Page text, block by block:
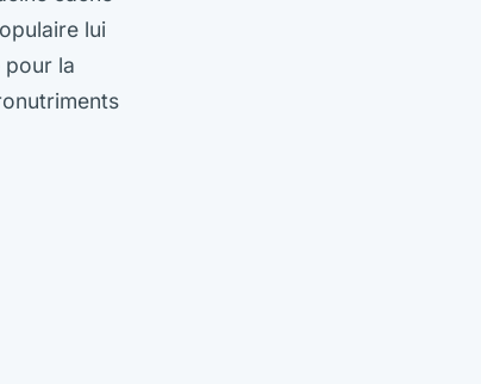
lui
pour la